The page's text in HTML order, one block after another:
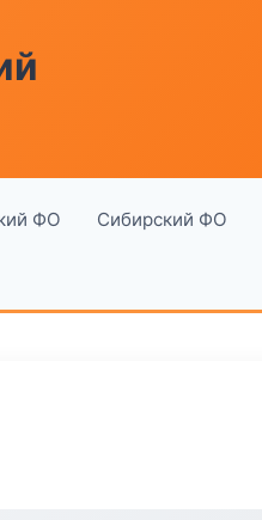
ФО Сибирский ФО